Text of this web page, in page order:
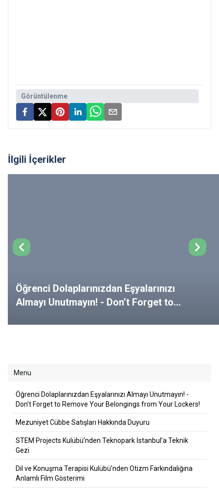
Görüntülenme
İlgili İçerikler
Öğrenci Dolaplarınızdan Eşyalarınızı
Almayı Unutmayın! - Don’t Forget to
Menu
Öğrenci Dolaplarınızdan Eşyalarınızı Almayı Unutmayın! -
Don’t Forget to Remove Your Belongings from Your Lockers!
Mezuniyet Cübbe Satışları Hakkında Duyuru
STEM Projects Kulübü’nden Teknopark İstanbul’a Teknik
Gezi
Dil ve Konuşma Terapisi Kulübü’nden Otizm Farkındalığına
Anlamlı Film Gösterimi